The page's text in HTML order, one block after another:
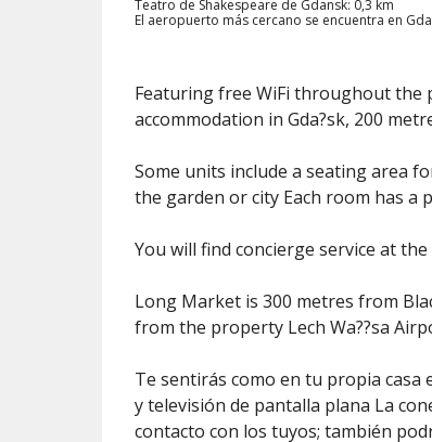
Teatro de Shakespeare de Gdansk: 0,3 km
El aeropuerto más cercano se encuentra en
Featuring free WiFi throughout the
accommodation in Gda?sk, 200
Some units include a seating area
the garden or city Each room has a
You will find concierge service at
Long Market is 300 metres from
from the property Lech Wa??sa
Te sentirás como en tu propia casa
y televisión de pantalla plana La
contacto con los tuyos; también